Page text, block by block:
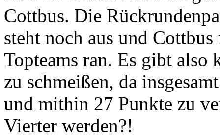
Cottbus. Die
steht noch aus und
Topteams ran. Es gibt
zu schmeißen, da
und mithin 27 Punkte zu
Vierter werden?!